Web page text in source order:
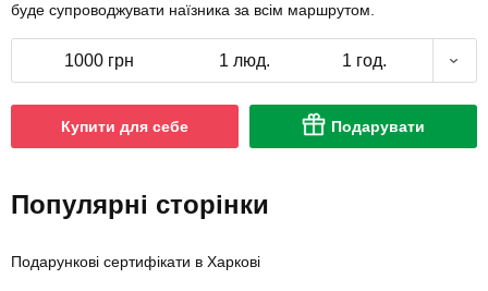
буде супроводжувати наїзника за всім маршрутом.
1000 грн 1 люд. 1 год.
Купити для себе Подарувати
Популярні сторінки
Подарункові сертифікати в Харкові